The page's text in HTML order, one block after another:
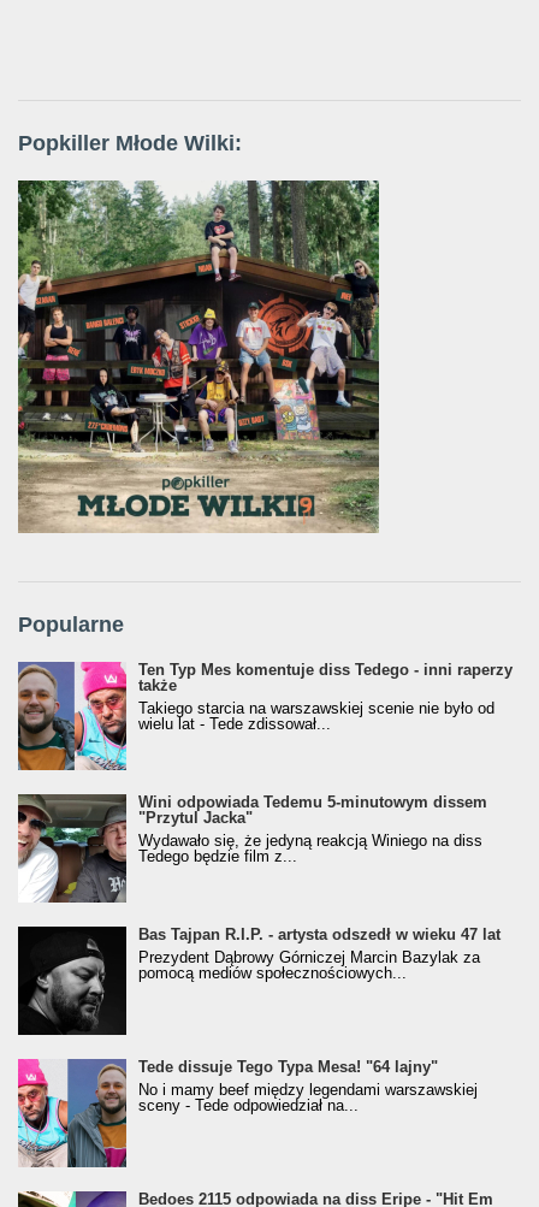
Popkiller Młode Wilki:
Popularne
Ten Typ Mes komentuje diss Tedego - inni raperzy
także
Takiego starcia na warszawskiej scenie nie było od
wielu lat - Tede zdissował...
Wini odpowiada Tedemu 5-minutowym dissem
"Przytul Jacka"
Wydawało się, że jedyną reakcją Winiego na diss
Tedego będzie film z...
Bas Tajpan R.I.P. - artysta odszedł w wieku 47 lat
Prezydent Dąbrowy Górniczej Marcin Bazylak za
pomocą mediów społecznościowych...
Tede dissuje Tego Typa Mesa! "64 lajny"
No i mamy beef między legendami warszawskiej
sceny - Tede odpowiedział na...
Bedoes 2115 odpowiada na diss Eripe - "Hit Em